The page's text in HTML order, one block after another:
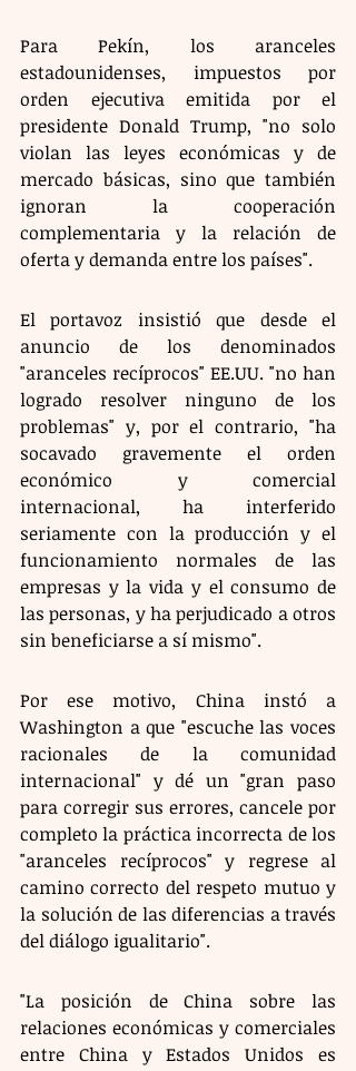
Para Pekín, los aranceles
estadounidenses, impuestos por
orden ejecutiva emitida por el
presidente Donald Trump, "no solo
violan las leyes económicas y de
mercado básicas, sino que también
ignoran la cooperación
complementaria y la relación de
oferta y demanda entre los países".
El portavoz insistió que desde el
anuncio de los denominados
"aranceles recíprocos" EE.UU. "no han
logrado resolver ninguno de los
problemas" y, por el contrario, "ha
socavado gravemente el orden
económico y comercial
internacional, ha interferido
seriamente con la producción y el
funcionamiento normales de las
empresas y la vida y el consumo de
las personas, y ha perjudicado a otros
sin beneficiarse a sí mismo".
Por ese motivo, China instó a
Washington a que "escuche las voces
racionales de la comunidad
internacional" y dé un "gran paso
para corregir sus errores, cancele por
completo la práctica incorrecta de los
"aranceles recíprocos" y regrese al
camino correcto del respeto mutuo y
la solución de las diferencias a través
del diálogo igualitario".
"La posición de China sobre las
relaciones económicas y comerciales
entre China y Estados Unidos es